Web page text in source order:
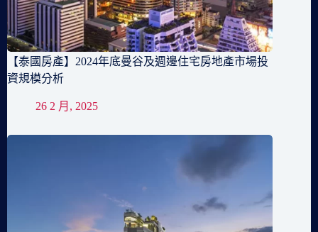
【泰國房產】2024年底曼谷及週邊住宅房地產市場投
資規模分析
26 2 月, 2025